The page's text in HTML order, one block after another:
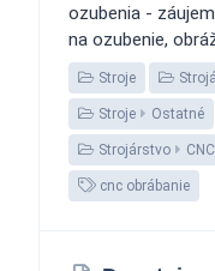
ozubenia -
na ozubenie,
Stroje
Stroje Ostatné
Strojárstvo
cnc obrábanie